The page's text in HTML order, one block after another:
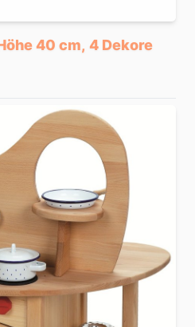
40 cm, 4 Dekore